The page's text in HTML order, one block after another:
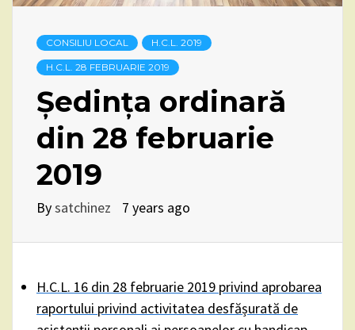
CONSILIU LOCAL H.C.L. 2019
H.C.L. 28 FEBRUARIE 2019
Ședința ordinară
din 28 februarie
2019
Bysatchinez 7 years ago
H.C.L. 16 din 28 februarie 2019 privind aprobarea
raportului privind activitatea desfășurată de